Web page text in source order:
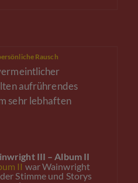
Rausch
aufrührendes
sehr lebhaften
III – Album II
II war Wainwright
Stimme und Storys